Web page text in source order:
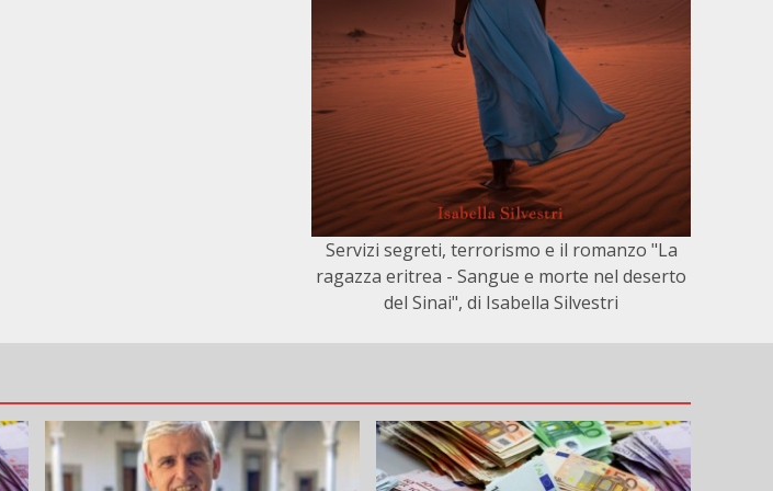
Servizi segreti, terrorismo e il romanzo "La
ragazza eritrea - Sangue e morte nel deserto
del Sinai", di Isabella Silvestri